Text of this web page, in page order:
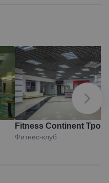
Fitness Continent
Фитнес-клуб